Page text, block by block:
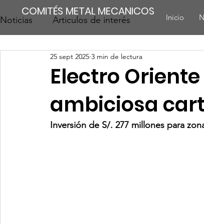
COMITÉS METAL MECANICOS Inicio
Noticias Articulos de interés
Electro
ambiciosa
25 sept 2025 3 min de lectura
Inversión de S/. 277 millones para